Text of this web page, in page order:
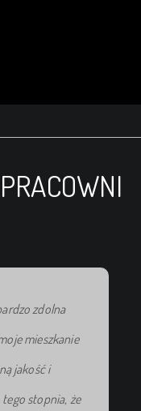
zdolna
mieszkanie
jakość i
stopnia, że